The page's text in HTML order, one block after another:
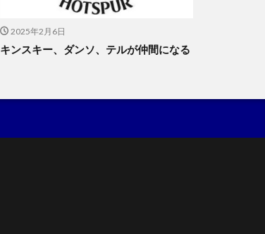
2025年2月6日
キンスキー、ダンソ、テルが仲間になる